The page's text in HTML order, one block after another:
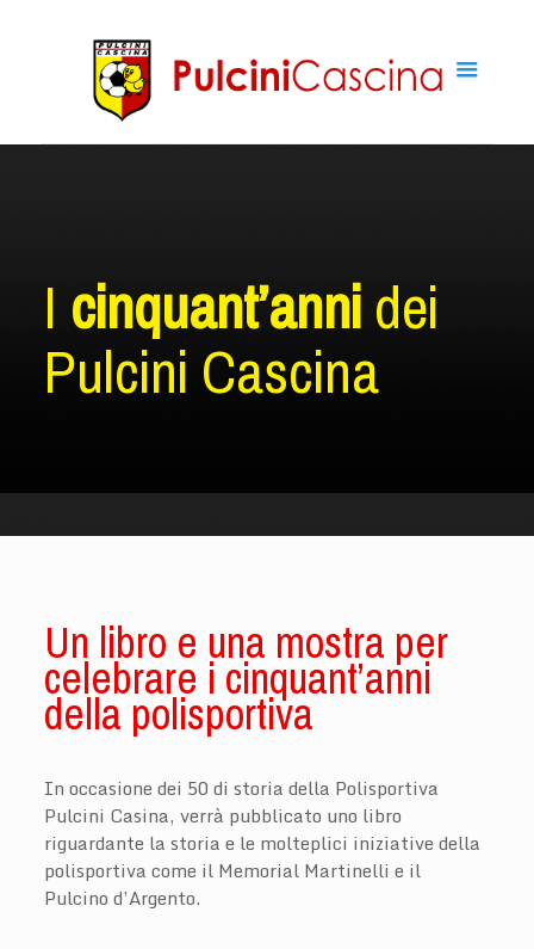
Icinquant’annidei
Pulcini Cascina
Un libro e una mostra per
celebrare i cinquant’anni
della polisportiva
In occasione dei 50 di storia della Polisportiva
Pulcini Casina, verrà pubblicato uno libro
riguardante la storia e le molteplici iniziative della
polisportiva come il Memorial Martinelli e il
Pulcino d’Argento.